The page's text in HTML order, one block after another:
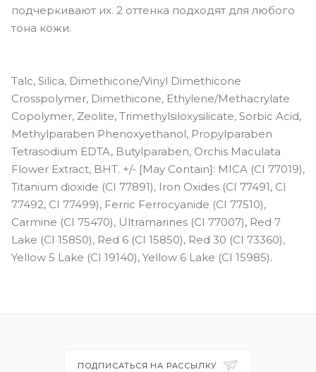
подчеркивают их. 2 оттенка подходят для любого
тона кожи.
Talc, Silica, Dimethicone/Vinyl Dimethicone
Crosspolymer, Dimethicone, Ethylene/Methacrylate
Copolymer, Zeolite, Trimethylsiloxysilicate, Sorbic Acid,
Methylparaben Phenoxyethanol, Propylparaben
Tetrasodium EDTA, Butylparaben, Orchis Maculata
Flower Extract, BHT. +/- [May Contain]: MICA (CI 77019),
Titanium dioxide (CI 77891), Iron Oxides (CI 77491, CI
77492, CI 77499), Ferric Ferrocyanide (CI 77510),
Carmine (CI 75470), Ultramarines (CI 77007), Red 7
Lake (CI 15850), Red 6 (CI 15850), Red 30 (CI 73360),
Yellow 5 Lake (CI 19140), Yellow 6 Lake (CI 15985).
ПОДПИСАТЬСЯ НА РАССЫЛКУ